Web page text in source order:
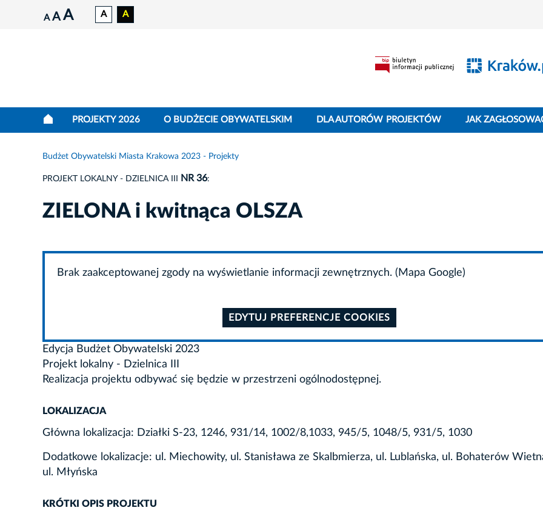
A A A A A
PROJEKTY 2026 O BUDŻECIE OBYWATELSKIM DLA AUTORÓW PROJEKTÓW JAK
Budżet Obywatelski Miasta Krakowa 2023 - Projekty
PROJEKT LOKALNY - DZIELNICA III NR 36:
ZIELONA i kwitnąca OLSZA
Brak zaakceptowanej zgody na wyświetlanie informacji zewnętrznych. (Mapa Google)
EDYTUJ PREFERENCJE COOKIES
Edycja Budżet Obywatelski 2023
Projekt lokalny - Dzielnica III
Realizacja projektu odbywać się będzie w przestrzeni ogólnodostępnej.
LOKALIZACJA
Główna lokalizacja: Działki S-23, 1246, 931/14, 1002/8,1033, 945/5, 1048/5, 931/5, 1030
Dodatkowe lokalizacje: ul. Miechowity, ul. Stanisława ze Skalbmierza, ul. Lublańska, ul. Bohaterów
ul. Młyńska
KRÓTKI OPIS PROJEKTU